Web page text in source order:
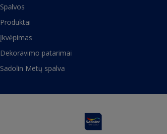
Spalvos
Produktai
Įkvėpimas
Dekoravimo patarimai
Sadolin Metų spalva